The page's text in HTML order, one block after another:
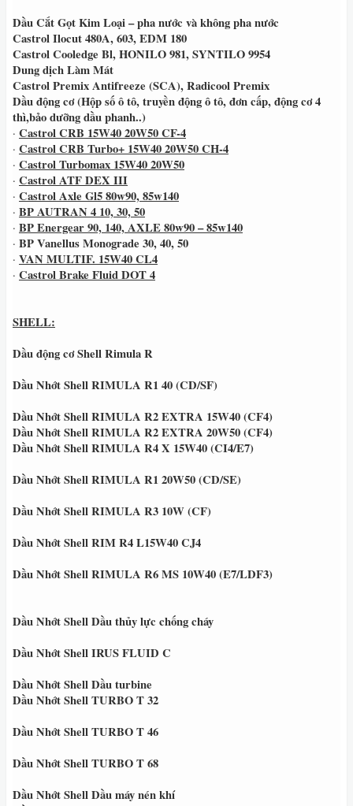
Dầu Cắt Gọt Kim Loại – pha nước và không pha nước
Castrol Ilocut 480A, 603, EDM 180
Castrol Cooledge Bl, HONILO 981, SYNTILO 9954
Dung dịch Làm Mát
Castrol Premix Antifreeze (SCA), Radicool Premix
Dầu động cơ (Hộp số ô tô, truyền động ô tô, đơn cấp, động cơ 4
thì,bảo dưỡng dầu phanh..)
· Castrol CRB 15W40 20W50 CF-4
· Castrol CRB Turbo+ 15W40 20W50 CH-4
· Castrol Turbomax 15W40 20W50
· Castrol ATF DEX III
· Castrol Axle Gl5 80w90, 85w140
· BP AUTRAN 4 10, 30, 50
· BP Energear 90, 140, AXLE 80w90 – 85w140
· BP Vanellus Monograde 30, 40, 50
· VAN MULTIF. 15W40 CL4
· Castrol Brake Fluid DOT 4
SHELL:
Dầu động cơ Shell Rimula R
Dầu Nhớt Shell RIMULA R1 40 (CD/SF)
Dầu Nhớt Shell RIMULA R2 EXTRA 15W40 (CF4)
Dầu Nhớt Shell RIMULA R2 EXTRA 20W50 (CF4)
Dầu Nhớt Shell RIMULA R4 X 15W40 (CI4/E7)
Dầu Nhớt Shell RIMULA R1 20W50 (CD/SE)
Dầu Nhớt Shell RIMULA R3 10W (CF)
Dầu Nhớt Shell RIM R4 L15W40 CJ4
Dầu Nhớt Shell RIMULA R6 MS 10W40 (E7/LDF3)
Dầu Nhớt Shell Dầu thủy lực chống cháy
Dầu Nhớt Shell IRUS FLUID C
Dầu Nhớt Shell Dầu turbine
Dầu Nhớt Shell TURBO T 32
Dầu Nhớt Shell TURBO T 46
Dầu Nhớt Shell TURBO T 68
Dầu Nhớt Shell Dầu máy nén khí